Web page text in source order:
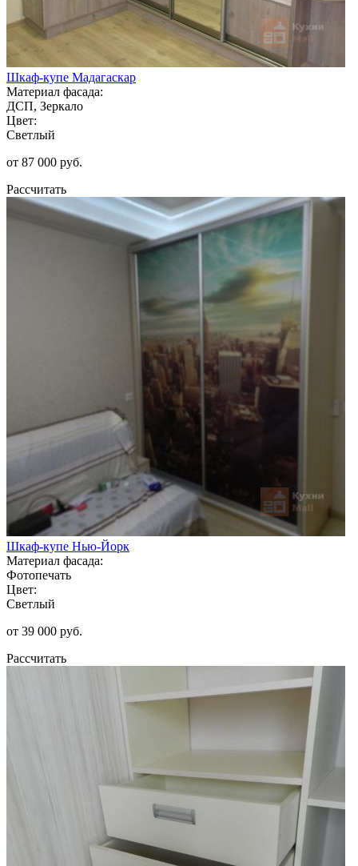
Шкаф-купе Мадагаскар
Материал фасада:
ДСП, Зеркало
Цвет:
Светлый
от 87 000 руб.
Рассчитать
Шкаф-купе Нью-Йорк
Материал фасада:
Фотопечать
Цвет:
Светлый
от 39 000 руб.
Рассчитать